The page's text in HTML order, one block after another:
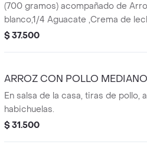
(700 gramos) acompañado de
blanco,1/4 Aguacate ,Crema de
Alcaparras
$ 37.500
ARROZ CON POLLO MEDIANO
En salsa de la casa, tiras de pollo,
habichuelas.
$ 31.500